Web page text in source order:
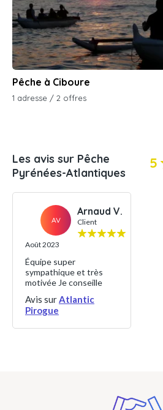
Pêche à Ciboure
1 adresse / 2 offres
Les avis sur Pêche
Pyrénées-Atlantiques
5
AV
Arnaud V.
Client
Août 2023
Équipe super
sympathique et très
motivée Je conseille
Avis surAtlantic
Pirogue